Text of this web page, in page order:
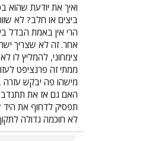
ואיך את יודעת שהוא
ביצים או חלב? לא
הרי אין באמת הבדל
אחר. זה לא שצריך
צימחוני, להמליץ לו
ממתי זה פרנציפט
מישהו פה יבקש
האם גם אז את
תפסיק לדחוף את
לא חוכמה גדולה